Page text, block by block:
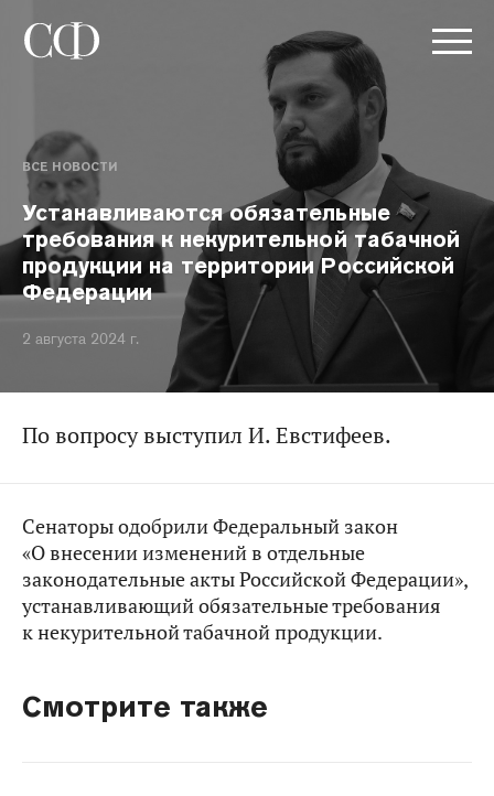
ВСЕ НОВОСТИ
Устанавливаются обязательные
требования к некурительной табачной
продукции на территории Российской
Федерации
2 августа 2024 г.
По вопросу выступил И. Евстифеев.
Сенаторы одобрили Федеральный закон
«О внесении изменений в отдельные
законодательные акты Российской Федерации»,
устанавливающий обязательные требования
к некурительной табачной продукции.
Смотрите также